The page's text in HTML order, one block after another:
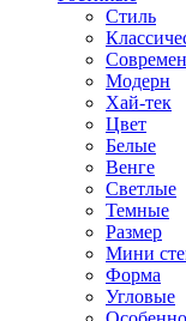
Стиль
Модерн
Хай-тек
Цвет
Белые
Венге
Светлые
Темные
Размер
Мини
Форма
Угловые